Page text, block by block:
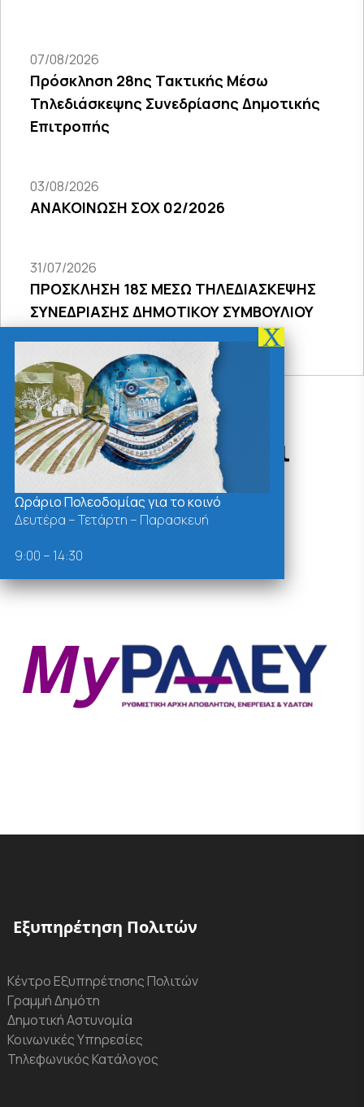
07/08/2026
Πρόσκληση 28ης Τακτικής Μέσω
Τηλεδιάσκεψης Συνεδρίασης Δημοτικής
Επιτροπής
03/08/2026
ΑΝΑΚΟΙΝΩΣΗ ΣΟΧ 02/2026
31/07/2026
ΠΡΟΣΚΛΗΣΗ 18Σ ΜΕΣΩ ΤΗΛΕΔΙΑΣΚΕΨΗΣ
ΣΥΝΕΔΡΙΑΣΗΣ ΔΗΜΟΤΙΚΟΥ ΣΥΜΒΟΥΛΙΟΥ
Δράσεις - Χρήσιμοι
Σύνδεσμοι
Εξυπηρέτηση Πολιτών
Κέντρο Εξυπηρέτησης Πολιτών
Γραμμή Δημότη
Δημοτική Αστυνομία
Κοινωνικές Υπηρεσίες
Τηλεφωνικός Κατάλογος
Ωράριο Πολεοδομίας για το κοινό
Δευτέρα – Τετάρτη – Παρασκευή
9:00 – 14:30